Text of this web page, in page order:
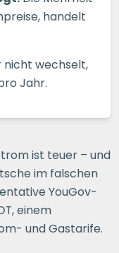
handelt
nicht wechselt,
Jahr.
ist teuer – und
im falschen
YouGov-
, einem
und Gastarife.